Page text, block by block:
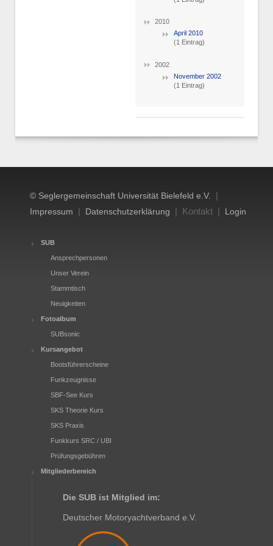
2010
April 2010
(1 Eintrag)
2002
November 2002
(1 Eintrag)
© Seglergemeinschaft Universität Bielefeld e.V. |
Impressum | Datenschutzerklärung | Kontakt | Login
SUB
Ansprechpersonen
Unser Verein
Stammtisch
Neuigkeiten
Fotoalbum
SUBsonic
Kursangebot
Bootsführerscheine
Funkzeugnisse
SBF-See Kurs
SKS Theorie Kurs
SKS Praxis
Funkkurs SRC / UBI
Prüfungsgebühren
Mitgliederbereich
Die SUB ist Mitglied im:
Deutscher Motoryachtverband e.V.